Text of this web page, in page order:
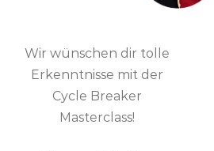
Wir wünschen dir tolle
Erkenntnisse mit der
Cycle Breaker
Masterclass!